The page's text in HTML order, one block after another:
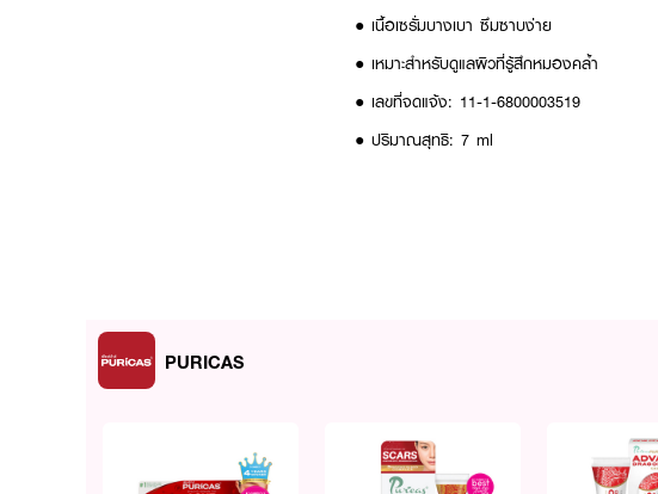
● เนื้อเซรั่มบางเบา ซึมซาบง่าย
● เหมาะสำหรับดูแลผิวที่รู้สึกหมองคล้ำ
● เลขที่จดแจ้ง: 11-1-6800003519
● ปริมาณสุทธิ: 7 ml
PURICAS